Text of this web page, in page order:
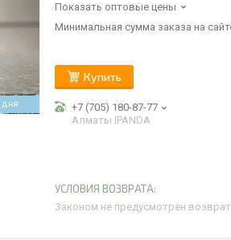
дня
Показать оптовые цены
Минимальная сумма заказа на
Купить
+7 (705) 180-87-77
Алматы IPANDA
Законом не предусмотрен